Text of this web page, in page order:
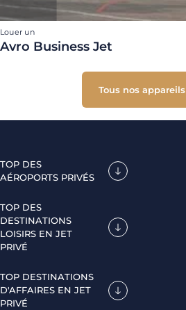
Louer un
Avro Business Jet
Tous nos appareils
TOP DES
AÉROPORTS PRIVÉS
TOP DES
DESTINATIONS
LOISIRS EN JET
PRIVÉ
TOP DESTINATIONS
D'AFFAIRES EN JET
PRIVÉ